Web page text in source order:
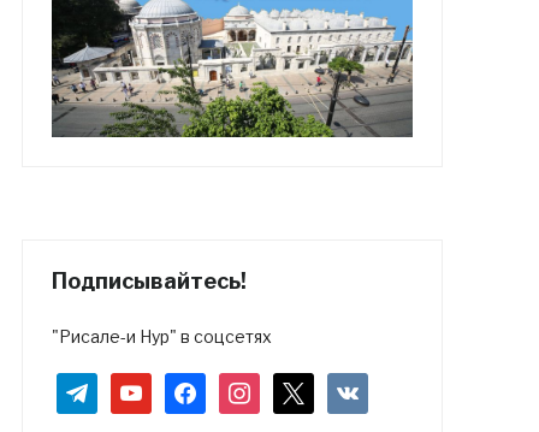
Подписывайтесь!
"Рисале-и Нур" в соцсетях
telegramyoutubefacebookinstagram vkontakte